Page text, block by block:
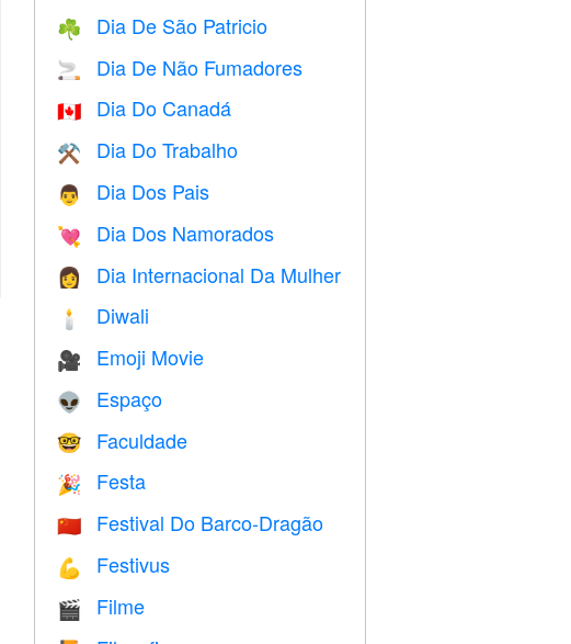
☘️ Dia De São Patricio
🚬 Dia De Não Fumadores
🇨🇦 Dia Do Canadá
⚒️ Dia Do Trabalho
👨 Dia Dos Pais
💘 Dia Dos Namorados
👩 Dia Internacional Da Mulher
🕯 Diwali
🎥 Emoji Movie
👽 Espaço
🤓 Faculdade
🎉 Festa
🇨🇳 Festival Do Barco-Dragão
💪 Festivus
🎬 Filme